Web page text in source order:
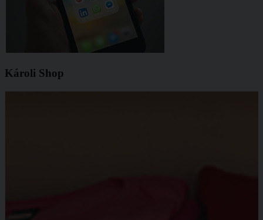
Károli Shop